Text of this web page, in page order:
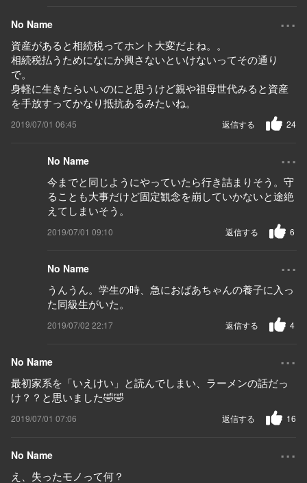
No Name ...
資産があると相続税ってホント大変だよね。。
相続税払うためになにか興さないといけないってその通り
で。
身軽に生きたらいいのにと思うけど親や祖母世代みると資産
を手放すってかなり抵抗あるみたいね。
2019/07/01 06:45 24
返信する
No Name ...
今までと同じようにやっていたら行き詰まりそう。守
ることも大事だけど固定観念を崩していかないと途絶
えてしまいそう。
2019/07/01 09:10 6
返信する
No Name ...
うんうん。学生の時、急におばあちゃんの養子に入っ
た同級生がいた。
2019/07/02 22:17 4
返信する
No Name ...
最初家系を「いえけい」と読んでしまい、ラーメンの話だっ
け？？と思いました🤣🤣
2019/07/01 07:06 16
返信する
No Name ...
え、失ったモノって何？